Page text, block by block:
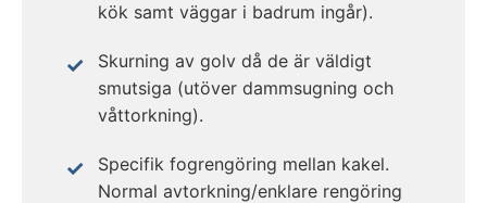
kök samt väggar i badrum ingår).
Skurning av golv då de är väldigt
smutsiga (utöver dammsugning och
våttorkning).
Specifik fogrengöring mellan kakel.
Normal avtorkning/enklare rengöring